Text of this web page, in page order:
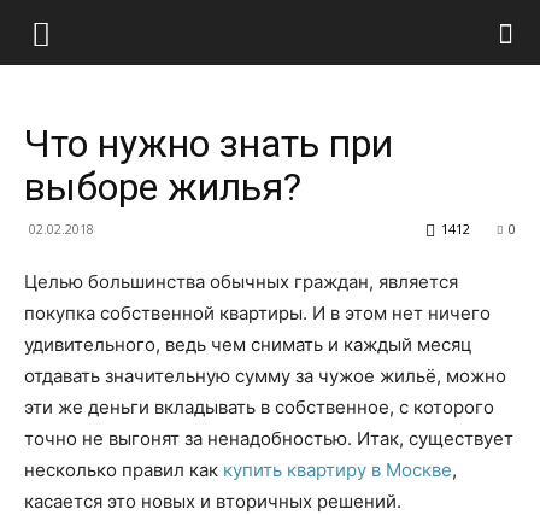
Что нужно знать при
выборе жилья?
02.02.2018 0
1412
Целью большинства обычных граждан, является
покупка собственной квартиры. И в этом нет ничего
удивительного, ведь чем снимать и каждый месяц
отдавать значительную сумму за чужое жильё, можно
эти же деньги вкладывать в собственное, с которого
точно не выгонят за ненадобностью. Итак, существует
несколько правил как купить квартиру в Москве,
касается это новых и вторичных решений.